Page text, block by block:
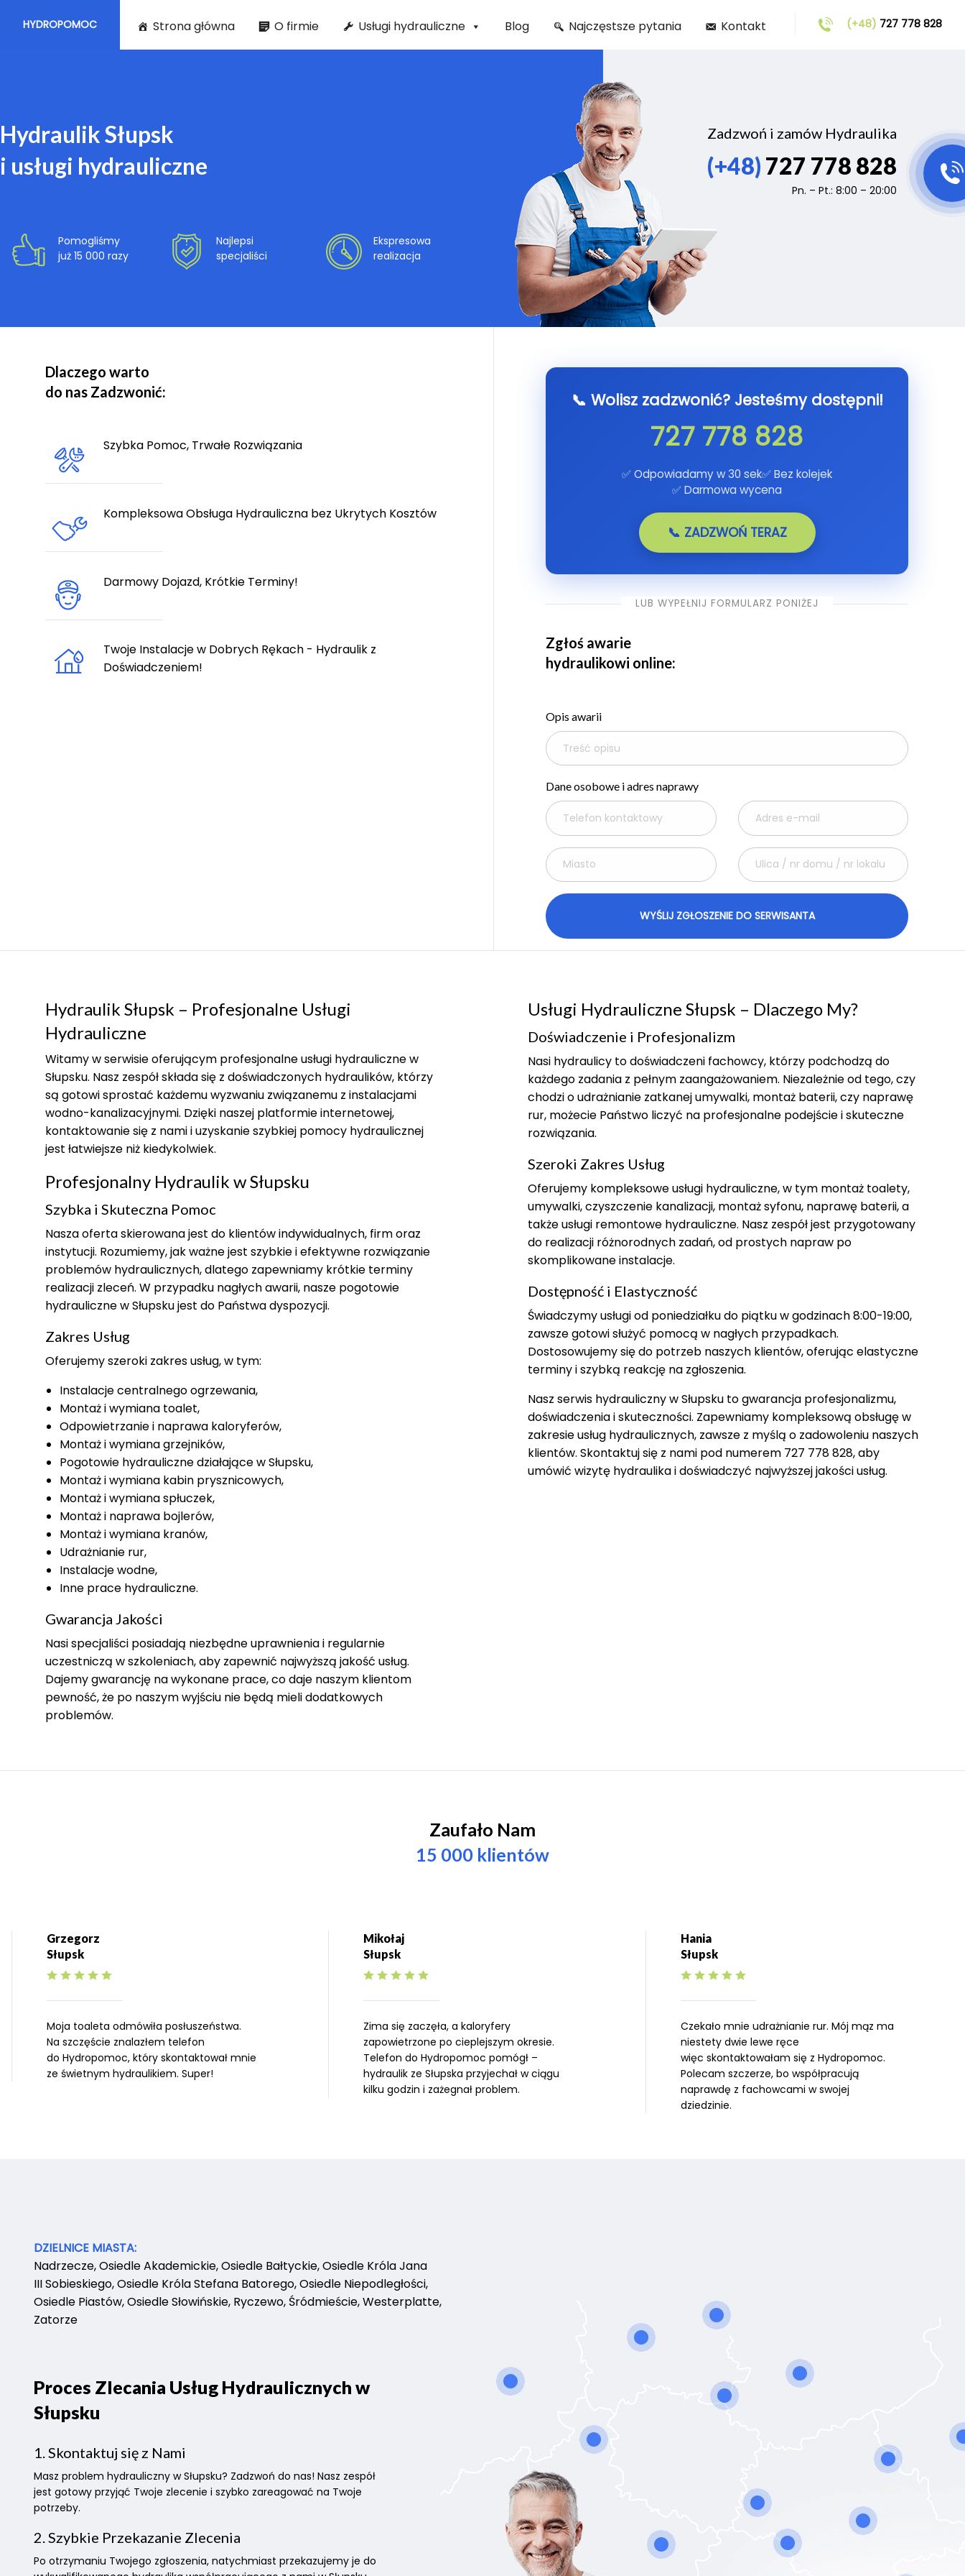
HYDROPOMOC (+48) 727 778 828
Strona główna O firmie Usługi hydrauliczne Blog Najczęstsze pytania Kontakt
Hydraulik Słupsk
i usługi hydrauliczne
Pomogliśmy
już 15 000 razy
Najlepsi
specjaliści
Ekspresowa
realizacja
Zadzwoń i zamów Hydraulika
(+48) 727 778 828
Pn. – Pt.: 8:00 – 20:00
Dlaczego warto
do nas Zadzwonić:
Szybka Pomoc, Trwałe Rozwiązania
Kompleksowa Obsługa Hydrauliczna bez Ukrytych Kosztów
Darmowy Dojazd, Krótkie Terminy!
Twoje Instalacje w Dobrych Rękach - Hydraulik z
Doświadczeniem!
📞 Wolisz zadzwonić? Jesteśmy dostępni!
727 778 828
✅ Odpowiadamy w 30 sek✅ Bez kolejek
✅ Darmowa wycena
📞 ZADZWOŃ TERAZ
LUB WYPEŁNIJ FORMULARZ PONIŻEJ
Zgłoś awarie
hydraulikowi online:
Opis awarii
Dane osobowe i adres naprawy
Hydraulik Słupsk – Profesjonalne Usługi
Hydrauliczne
Witamy w serwisie oferującym profesjonalne usługi hydrauliczne w
Słupsku. Nasz zespół składa się z doświadczonych hydraulików, którzy
są gotowi sprostać każdemu wyzwaniu związanemu z instalacjami
wodno-kanalizacyjnymi. Dzięki naszej platformie internetowej,
kontaktowanie się z nami i uzyskanie szybkiej pomocy hydraulicznej
jest łatwiejsze niż kiedykolwiek.
Profesjonalny Hydraulik w Słupsku
Szybka i Skuteczna Pomoc
Nasza oferta skierowana jest do klientów indywidualnych, firm oraz
instytucji. Rozumiemy, jak ważne jest szybkie i efektywne rozwiązanie
problemów hydraulicznych, dlatego zapewniamy krótkie terminy
realizacji zleceń. W przypadku nagłych awarii, nasze pogotowie
hydrauliczne w Słupsku jest do Państwa dyspozycji.
Zakres Usług
Oferujemy szeroki zakres usług, w tym:
Instalacje centralnego ogrzewania,
Montaż i wymiana toalet,
Odpowietrzanie i naprawa kaloryferów,
Montaż i wymiana grzejników,
Pogotowie hydrauliczne działające w Słupsku,
Montaż i wymiana kabin prysznicowych,
Montaż i wymiana spłuczek,
Montaż i naprawa bojlerów,
Montaż i wymiana kranów,
Udrażnianie rur,
Instalacje wodne,
Inne prace hydrauliczne.
Gwarancja Jakości
Nasi specjaliści posiadają niezbędne uprawnienia i regularnie
uczestniczą w szkoleniach, aby zapewnić najwyższą jakość usług.
Dajemy gwarancję na wykonane prace, co daje naszym klientom
pewność, że po naszym wyjściu nie będą mieli dodatkowych
problemów.
Usługi Hydrauliczne Słupsk – Dlaczego My?
Doświadczenie i Profesjonalizm
Nasi hydraulicy to doświadczeni fachowcy, którzy podchodzą do
każdego zadania z pełnym zaangażowaniem. Niezależnie od tego, czy
chodzi o udrażnianie zatkanej umywalki, montaż baterii, czy naprawę
rur, możecie Państwo liczyć na profesjonalne podejście i skuteczne
rozwiązania.
Szeroki Zakres Usług
Oferujemy kompleksowe usługi hydrauliczne, w tym montaż toalety,
umywalki, czyszczenie kanalizacji, montaż syfonu, naprawę baterii, a
także usługi remontowe hydrauliczne. Nasz zespół jest przygotowany
do realizacji różnorodnych zadań, od prostych napraw po
skomplikowane instalacje.
Dostępność i Elastyczność
Świadczymy usługi od poniedziałku do piątku w godzinach 8:00-19:00,
zawsze gotowi służyć pomocą w nagłych przypadkach.
Dostosowujemy się do potrzeb naszych klientów, oferując elastyczne
terminy i szybką reakcję na zgłoszenia.
Nasz serwis hydrauliczny w Słupsku to gwarancja profesjonalizmu,
doświadczenia i skuteczności. Zapewniamy kompleksową obsługę w
zakresie usług hydraulicznych, zawsze z myślą o zadowoleniu naszych
klientów. Skontaktuj się z nami pod numerem 727 778 828, aby
umówić wizytę hydraulika i doświadczyć najwyższej jakości usług.
Zaufało Nam
15 000 klientów
Grzegorz
Słupsk
Moja toaleta odmówiła posłuszeństwa.
Na szczęście znalazłem telefon
do Hydropomoc, który skontaktował mnie
ze świetnym hydraulikiem. Super!
Mikołaj
Słupsk
Zima się zaczęła, a kaloryfery
zapowietrzone po cieplejszym okresie.
Telefon do Hydropomoc pomógł –
hydraulik ze Słupska przyjechał w ciągu
kilku godzin i zażegnał problem.
Hania
Słupsk
Czekało mnie udrażnianie rur. Mój mąz ma
niestety dwie lewe ręce
więc skontaktowałam się z Hydropomoc.
Polecam szczerze, bo współpracują
naprawdę z fachowcami w swojej
dziedzinie.
DZIELNICE MIASTA:
Nadrzecze, Osiedle Akademickie, Osiedle Bałtyckie, Osiedle Króla Jana
III Sobieskiego, Osiedle Króla Stefana Batorego, Osiedle Niepodległości,
Osiedle Piastów, Osiedle Słowińskie, Ryczewo, Śródmieście, Westerplatte,
Zatorze
Proces Zlecania Usług Hydraulicznych w
Słupsku
1. Skontaktuj się z Nami
Masz problem hydrauliczny w Słupsku? Zadzwoń do nas! Nasz zespół
jest gotowy przyjąć Twoje zlecenie i szybko zareagować na Twoje
potrzeby.
2. Szybkie Przekazanie Zlecenia
Po otrzymaniu Twojego zgłoszenia, natychmiast przekazujemy je do